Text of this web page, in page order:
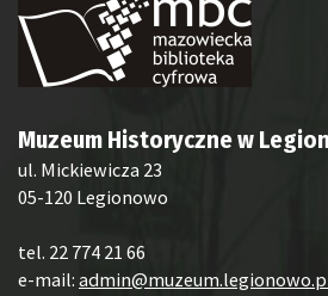
Muzeum Historyczne w
ul. Mickiewicza 23
05-120 Legionowo
tel. 22 774 21 66
e-mail: